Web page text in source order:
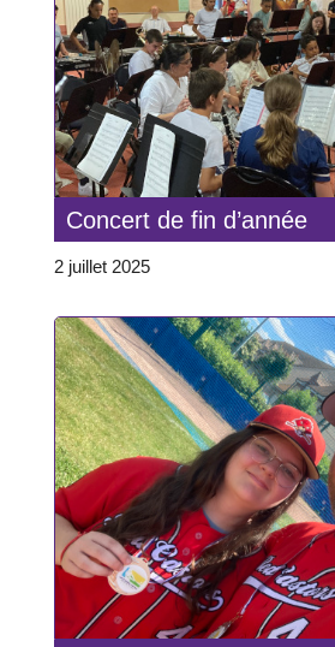
Concert de fin d’année
2 juillet 2025